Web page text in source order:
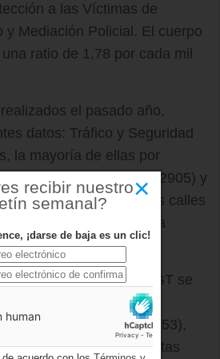
a las Víctimas de
y Mediación Policial. El cuerpo
ratio de 1,78 por cada mil
el pasado año,
datos: Tráfico y Seguridad
la mayoría de ellas por
detectada con el radar (2905) y
en zona azul (2491). Las calles
se producen son la
y avenida Siglo XXI.
por la DGT se
de cinturón (348),
al volante (353),
de camiones/furgonetas
×
recibir nuestro
semanal?
¡darse de baja es un clic!